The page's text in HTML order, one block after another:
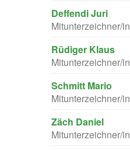
Deffendi Juri
Mitunterzeichner/in
Rüdiger Klaus
Mitunterzeichner/in
Schmitt Mario
Mitunterzeichner/in
Zäch Daniel
Mitunterzeichner/in